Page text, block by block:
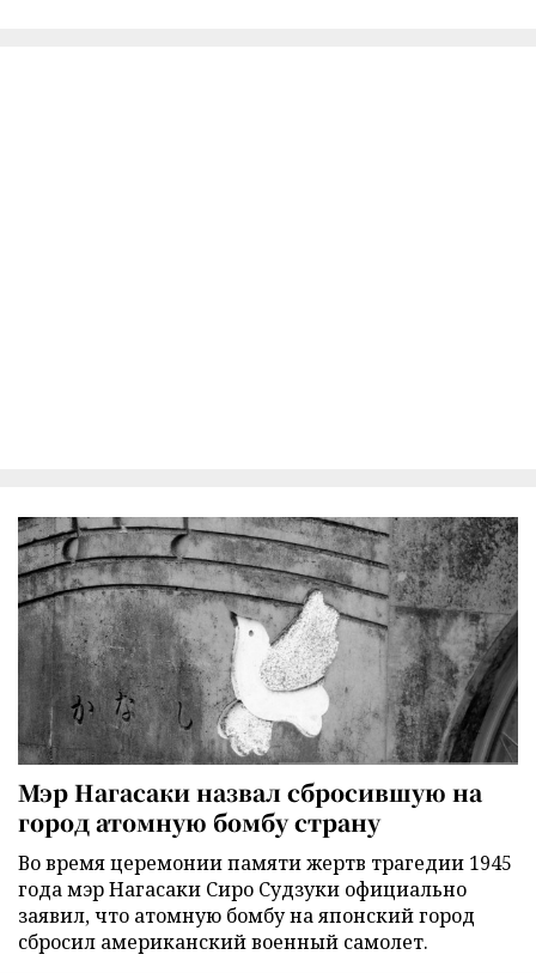
Мэр Нагасаки назвал сбросившую на
город атомную бомбу страну
Во время церемонии памяти жертв трагедии 1945
года мэр Нагасаки Сиро Судзуки официально
заявил, что атомную бомбу на японский город
сбросил американский военный самолет.